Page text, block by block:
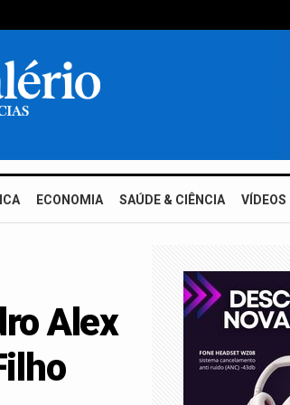
ECONOMIA SAÚDE & CIÊNCIA VÍDEOS
Alex